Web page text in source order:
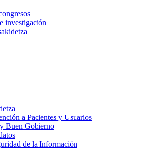
investigación
a Pacientes y Usuarios
Buen Gobierno
de la Información